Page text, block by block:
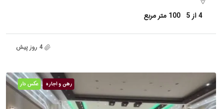
4 از 5 100 متر مربع
4 روز پیش
رهن و اجاره عکس دار